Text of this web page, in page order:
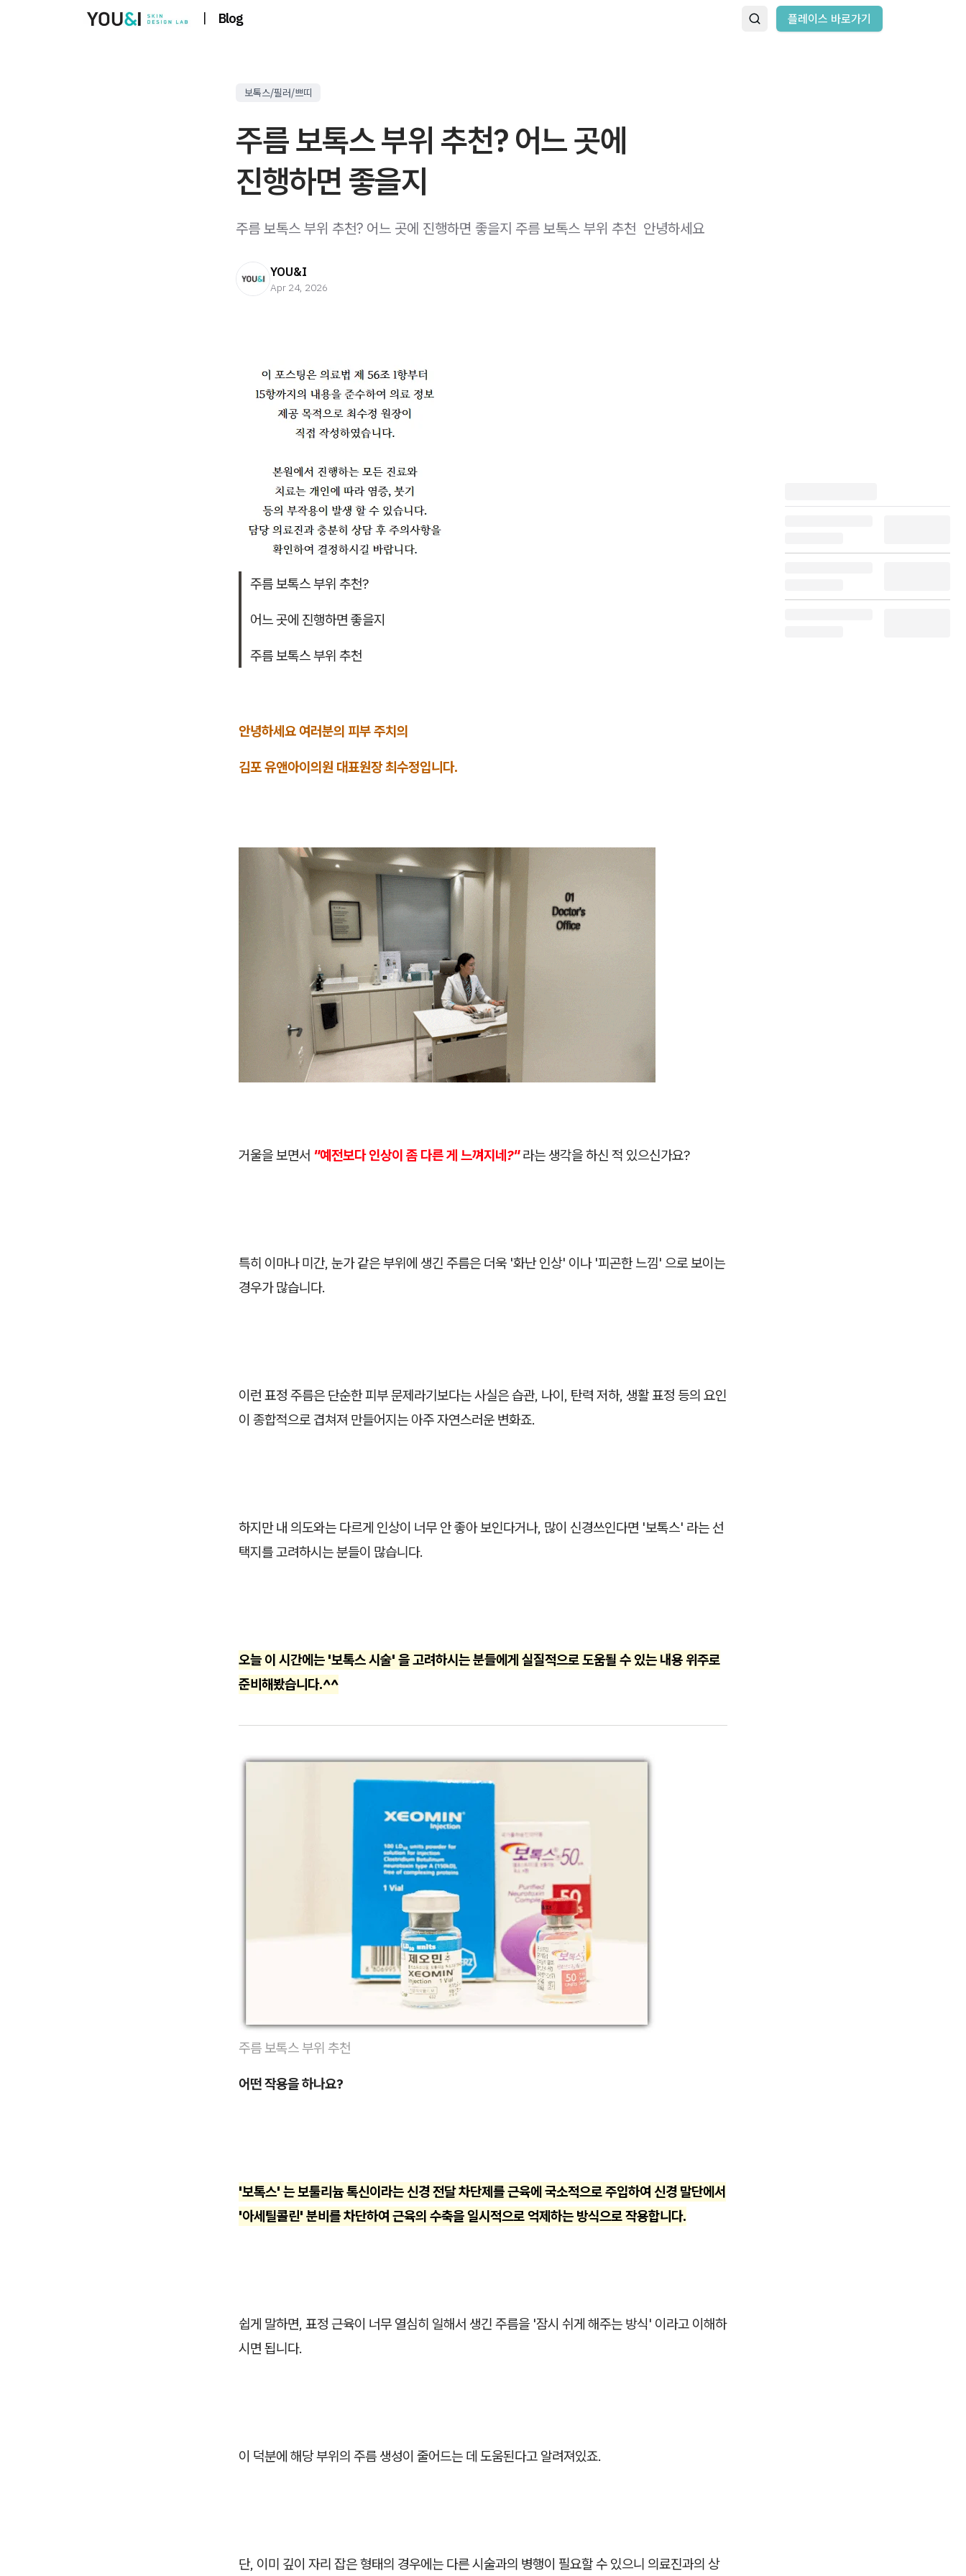
| Blog 플레이스 바로가기
보톡스/필러/쁘띠
주름 보톡스 부위 추천? 어느 곳에
진행하면 좋을지
주름 보톡스 부위 추천? 어느 곳에 진행하면 좋을지 주름 보톡스 부위 추천 ​ 안녕하세요
YOU&I
Apr 24, 2026
주름 보톡스 부위 추천?
어느 곳에 진행하면 좋을지
주름 보톡스 부위 추천
안녕하세요 여러분의 피부 주치의
김포 유앤아이의원 대표원장 최수정입니다.
거울을 보면서 "예전보다 인상이 좀 다른 게 느껴지네?"라는 생각을 하신 적 있으신가요?
특히 이마나 미간, 눈가 같은 부위에 생긴 주름은 더욱 '화난 인상' 이나 '피곤한 느낌' 으로 보이는
경우가 많습니다.
이런 표정 주름은 단순한 피부 문제라기보다는 사실은 습관, 나이, 탄력 저하, 생활 표정 등의 요인
이 종합적으로 겹쳐져 만들어지는 아주 자연스러운 변화죠.
하지만 내 의도와는 다르게 인상이 너무 안 좋아 보인다거나, 많이 신경쓰인다면 '보톡스' 라는 선
택지를 고려하시는 분들이 많습니다.
오늘 이 시간에는 '보톡스 시술' 을 고려하시는 분들에게 실질적으로 도움될 수 있는 내용 위주로
준비해봤습니다.^^
주름 보톡스 부위 추천
어떤 작용을 하나요?
'보톡스' 는 보툴리늄 톡신이라는 신경 전달 차단제를 근육에 국소적으로 주입하여 신경 말단에서
'아세틸콜린' 분비를 차단하여 근육의 수축을 일시적으로 억제하는 방식으로 작용합니다.
쉽게 말하면, 표정 근육이 너무 열심히 일해서 생긴 주름을 '잠시 쉬게 해주는 방식' 이라고 이해하
시면 됩니다.
이 덕분에 해당 부위의 주름 생성이 줄어드는 데 도움된다고 알려져있죠.
단, 이미 깊이 자리 잡은 형태의 경우에는 다른 시술과의 병행이 필요할 수 있으니 의료진과의 상